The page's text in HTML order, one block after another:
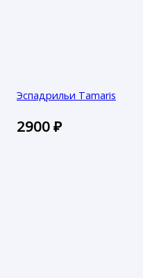
Эспадрильи Tamaris
2900₽